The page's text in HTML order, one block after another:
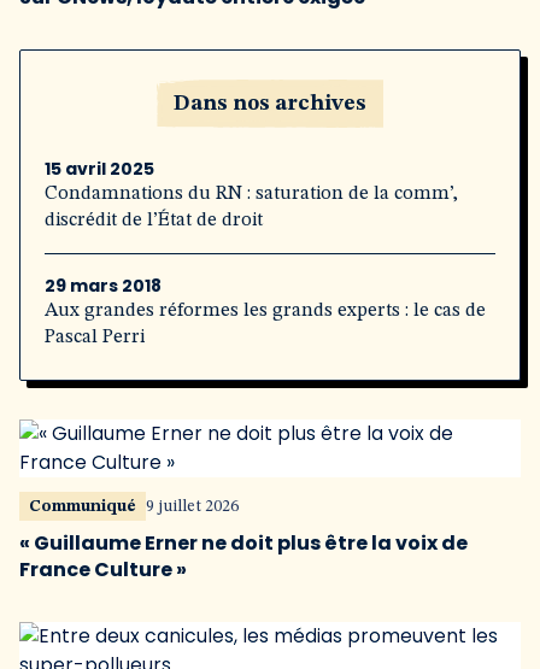
Dans nos archives
15 avril 2025
Condamnations du RN : saturation de la comm’,
discrédit de l’État de droit
29 mars 2018
Aux grandes réformes les grands experts : le cas de
Pascal Perri
Communiqué 9 juillet 2026
« Guillaume Erner ne doit plus être la voix de
France Culture »